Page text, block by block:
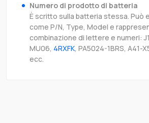
Numero di prodotto di batteria
È scritto sulla batteria stessa. Può
come P/N, Type, Model e
combinazione di lettere e numeri:
MU06, 4RXFK, PA5024-1BRS, A41-
ecc.